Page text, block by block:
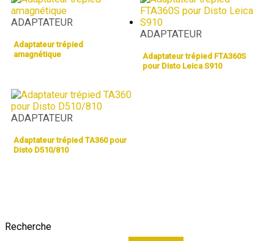
Recherche
ADAPTATEUR
Adaptateur trépied
amagnétique
ADAPTATEUR
Adaptateur trépied FTA360S
pour Disto Leica S910
ADAPTATEUR
Adaptateur trépied TA360 pour
Disto D510/810